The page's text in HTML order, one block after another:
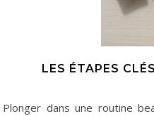
LES ÉTAPES
Plonger dans une routine